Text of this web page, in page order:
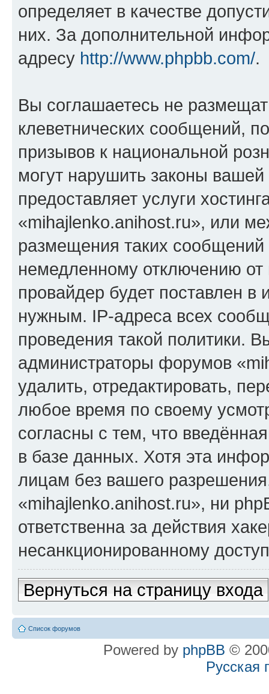
определяет в качестве
них. За дополнительной
адресу http://www.phpbb.com/.
Вы соглашаетесь не
клеветнических сообщений,
призывов к национальной
могут нарушить законы
предоставляет услуги
«mihajlenko.anihost.ru», или
размещения таких
немедленному отключению
провайдер будет поставлен в
нужным. IP-адреса всех
проведения такой политики.
администраторы форумов
удалить, отредактировать,
любое время по своему
согласны с тем, что
в базе данных. Хотя эта
лицам без вашего
«mihajlenko.anihost.ru», ни
ответственна за действия
несанкционированному
Вернуться на страницу входа
Список форумов
Powered by phpBB ©
Русская